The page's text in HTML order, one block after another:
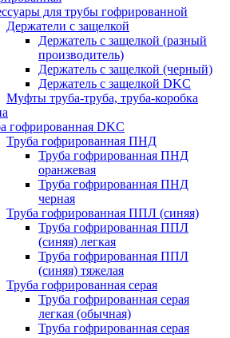
для трубы гофрированной
Держатели с защелкой
Держатель с защелкой (разный
производитель)
Держатель с защелкой (черный)
Держатель с защелкой DKC
Муфты труба-труба, труба-коробка
гофрированная DKC
Труба гофрированная ПНД
Труба гофрированная ПНД
оранжевая
Труба гофрированная ПНД
черная
Труба гофрированная ППЛ (синяя)
Труба гофрированная ППЛ
(синяя) легкая
Труба гофрированная ППЛ
(синяя) тяжелая
Труба гофрированная серая
Труба гофрированная серая
легкая (обычная)
Труба гофрированная серая